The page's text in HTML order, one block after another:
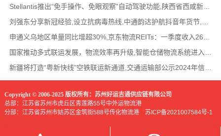
Stellantis推出“免手操作、免眼观察”自动驾驶功能,陕西省西咸新区公示首批智能网联道路测试
新疆将打造“粤新快线”空铁联运新通道,交通运输部公示2024年信用交通典型案例,网络货运平
Copyright © 2006-2025 版权所有：苏州好运吉通供应链有限公司
总部：江苏省苏州市虎丘区青莲路55号中外运物流港
分部：江苏省苏州市姑苏区金筑街588号传化物流港 苏ICP备2021007584号-1